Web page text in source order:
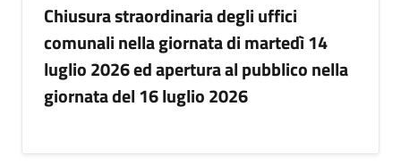
Chiusura straordinaria degli uffici
comunali nella giornata di martedì 14
luglio 2026 ed apertura al pubblico nella
giornata del 16 luglio 2026